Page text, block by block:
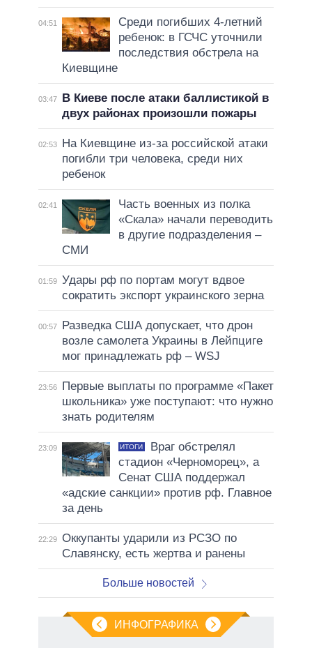
04:51
Среди погибших 4-летний
ребенок: в ГСЧС уточнили
последствия обстрела на
Киевщине
03:47
В Киеве после атаки баллистикой в
двух районах произошли пожары
02:53
На Киевщине из-за российской атаки
погибли три человека, среди них
ребенок
02:41
Часть военных из полка
«Скала» начали переводить
в другие подразделения –
СМИ
01:59 Удары рф по портам могут вдвое
сократить экспорт украинского зерна
00:57
Разведка США допускает, что дрон
возле самолета Украины в Лейпциге
мог принадлежать рф – WSJ
23:56
Первые выплаты по программе «Пакет
школьника» уже поступают: что нужно
знать родителям
23:09 ИТОГИ
Враг обстрелял
стадион «Черноморец», а
Сенат США поддержал
«адские санкции» против рф. Главное
за день
22:29 Оккупанты ударили из РСЗО по
Славянску, есть жертва и ранены
Больше новостей
ИНФОГРАФИКА